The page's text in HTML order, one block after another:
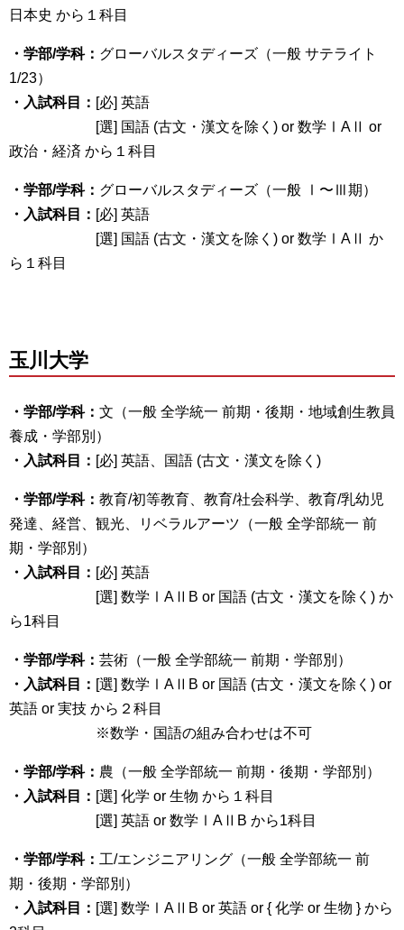
日本史 から１科目
・学部/学科： グローバルスタディーズ（一般 サテライト
1/23）
・入試科目： [必] 英語
[選] 国語 (古文・漢文を除く) or 数学ⅠAⅡ or
政治・経済 から１科目
・学部/学科： グローバルスタディーズ（一般 Ⅰ〜Ⅲ期）
・入試科目： [必] 英語
[選] 国語 (古文・漢文を除く) or 数学ⅠAⅡ か
ら１科目
玉川大学
・学部/学科： 文（一般 全学統一 前期・後期・地域創生教員
養成・学部別）
・入試科目： [必] 英語、国語 (古文・漢文を除く)
・学部/学科： 教育/初等教育、教育/社会科学、教育/乳幼児
発達、経営、観光、リベラルアーツ（一般 全学部統一 前
期・学部別）
・入試科目： [必] 英語
[選] 数学ⅠAⅡB or 国語 (古文・漢文を除く) か
ら1科目
・学部/学科： 芸術（一般 全学部統一 前期・学部別）
・入試科目： [選] 数学ⅠAⅡB or 国語 (古文・漢文を除く) or
英語 or 実技 から２科目
※数学・国語の組み合わせは不可
・学部/学科： 農（一般 全学部統一 前期・後期・学部別）
・入試科目： [選] 化学 or 生物 から１科目
[選] 英語 or 数学ⅠAⅡB から1科目
・学部/学科： 工/エンジニアリング（一般 全学部統一 前
期・後期・学部別）
・入試科目： [選] 数学ⅠAⅡB or 英語 or { 化学 or 生物 } から